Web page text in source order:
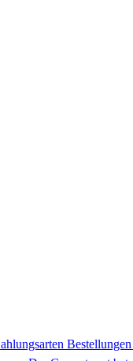
Bestellungen